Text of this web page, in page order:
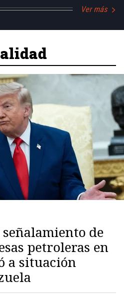
Ver más
de
petroleras en
a situación